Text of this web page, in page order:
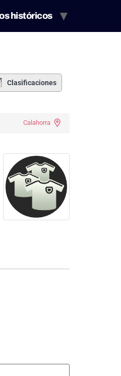
históricos
Clasificaciones
Calahorra